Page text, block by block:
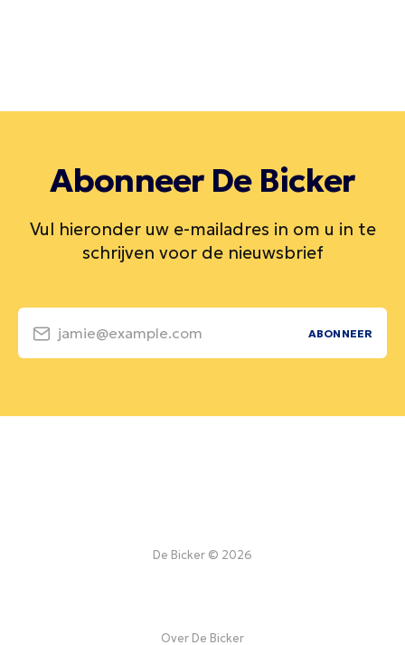
Abonneer De Bicker
Vul hieronder uw e-mailadres in om u in te
schrijven voor de nieuwsbrief
jamie@example.com ABONNEER
De Bicker © 2026
Over De Bicker